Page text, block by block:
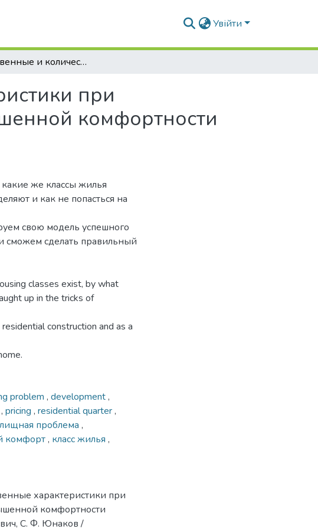
Увійти
Качественные и количественные характеристики при проектировании жилого комплекса повышенной комфортности средней этажности в г. Киев
при
комфортности
же классы жилья
и как не попасться на
свою модель успешного
сможем сделать правильный
classes exist, by what
up in the tricks of
construction and as a
problem , development,
, pricing , residential quarter,
проблема ,
комфорт, класс жилья ,
характеристики при
комфортности
С. Ф. Юнаков /